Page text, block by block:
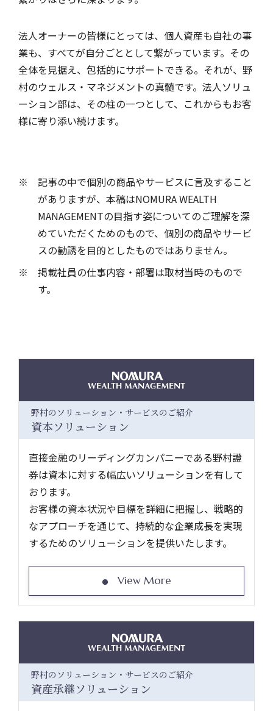
法人オーナーの皆様にとっては、個人資産も自社の事
業も、すべてが自分ごととして繋がっています。その
全体を見据え、包括的にサポートできる。それが、野
村のウェルス・マネジメントの真髄です。法人ソリュ
ーション部は、その柱の一つとして、これからもお客
様に寄り添い続けます。
記事の中で個別の商品やサービスに言及すること
がありますが、本稿はNOMURA WEALTH
MANAGEMENTの目指す姿についてのご理解を深
めていただくためのもので、個別の商品やサービ
スの勧誘を目的としたものではありません。
掲載社員の仕事内容・部署は取材当時のもので
す。
野村のソリューション・サービスのご紹介
資本ソリューション
直接金融のリーディングカンパニーである野村證
券は資本に対する幅広いソリューションを有して
おります。
お客様の資本状況や目標を詳細に把握し、戦略的
なアプローチを通じて、持続的な企業成長を実現
するためのソリューションを提供いたします。
View More
野村のソリューション・サービスのご紹介
資産承継ソリューション